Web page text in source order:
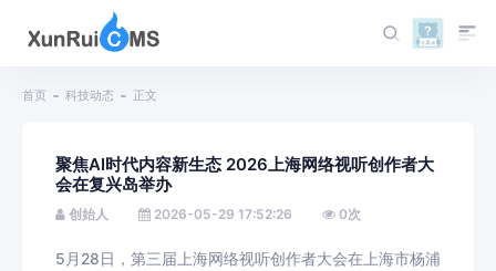
首页 科技动态 正文
聚焦AI时代内容新生态 2026上海网络视听创作者大
会在复兴岛举办
创始人 2026-05-29 17:52:26 0次
5月28日，第三届上海网络视听创作者大会在上海市杨浦